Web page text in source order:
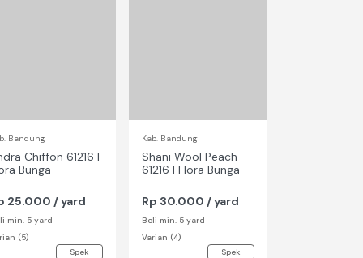
Bandung
Chiffon 61216 |
Bunga
25.000 / yard
min. 5 yard
(5)
Spek
Kab. Bandung
Shani Wool Peach
61216 | Flora Bunga
Rp 30.000 / yard
Beli min. 5 yard
Varian (4)
Spek